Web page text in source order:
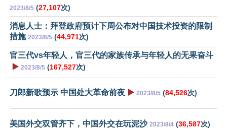
2023/8/5 (27,107次)
消息人士：拜登政府预计下周公布对中国技术投资的限制
措施 2023/8/5 (44,971次)
官三代vs年轻人，官三代的家族传承与年轻人的无果奋斗
▶️ 2023/8/5 (167,527次)
刀郎新歌预示 中国处大革命前夜 ▶️ 2023/8/5 (84,526次)
美国外交双管齐下，中国外交在玩泥沙 2023/8/4 (36,587次)